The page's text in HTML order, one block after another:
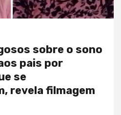
sobre o sono
pais por
se
revela filmagem